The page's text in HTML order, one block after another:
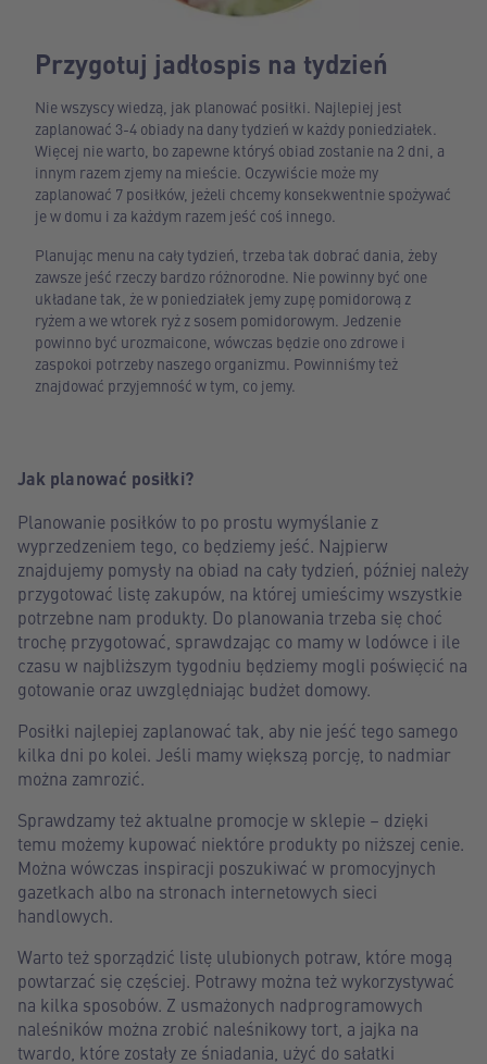
Przygotuj jadłospis na tydzień
Nie wszyscy wiedzą, jak planować posiłki. Najlepiej jest
zaplanować 3-4 obiady na dany tydzień w każdy poniedziałek.
Więcej nie warto, bo zapewne któryś obiad zostanie na 2 dni, a
innym razem zjemy na mieście. Oczywiście może my
zaplanować 7 posiłków, jeżeli chcemy konsekwentnie spożywać
je w domu i za każdym razem jeść coś innego.
Planując menu na cały tydzień, trzeba tak dobrać dania, żeby
zawsze jeść rzeczy bardzo różnorodne. Nie powinny być one
układane tak, że w poniedziałek jemy zupę pomidorową z
ryżem a we wtorek ryż z sosem pomidorowym. Jedzenie
powinno być urozmaicone, wówczas będzie ono zdrowe i
zaspokoi potrzeby naszego organizmu. Powinniśmy też
znajdować przyjemność w tym, co jemy.
Jak planować posiłki?
Planowanie posiłków to po prostu wymyślanie z
wyprzedzeniem tego, co będziemy jeść. Najpierw
znajdujemy pomysły na obiad na cały tydzień, później należy
przygotować listę zakupów, na której umieścimy wszystkie
potrzebne nam produkty. Do planowania trzeba się choć
trochę przygotować, sprawdzając co mamy w lodówce i ile
czasu w najbliższym tygodniu będziemy mogli poświęcić na
gotowanie oraz uwzględniając budżet domowy.
Posiłki najlepiej zaplanować tak, aby nie jeść tego samego
kilka dni po kolei. Jeśli mamy większą porcję, to nadmiar
można zamrozić.
Sprawdzamy też aktualne promocje w sklepie – dzięki
temu możemy kupować niektóre produkty po niższej cenie.
Można wówczas inspiracji poszukiwać w promocyjnych
gazetkach albo na stronach internetowych sieci
handlowych.
Warto też sporządzić listę ulubionych potraw, które mogą
powtarzać się częściej. Potrawy można też wykorzystywać
na kilka sposobów. Z usmażonych nadprogramowych
naleśników można zrobić naleśnikowy tort, a jajka na
twardo, które zostały ze śniadania, użyć do sałatki